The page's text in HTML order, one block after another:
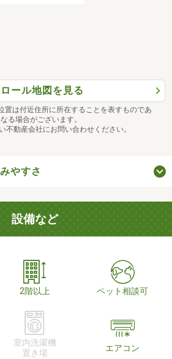
ール地図を見る
置は付近住所に所在することを表すものであ
る場合がございます。
不動産会社にお問い合わせください。
やすさ
設備など
2階以上 ペット相談可
室内洗濯機
置き場
エアコン